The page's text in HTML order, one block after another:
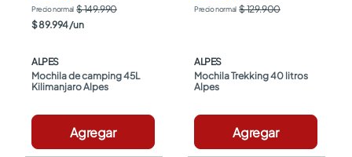
$ 149.990
$89.994/un
ALPES
Mochila de camping 45L
Kilimanjaro Alpes
Agregar
$ 129.900
ALPES
Mochila Trekking 40 litros
Alpes
Agregar